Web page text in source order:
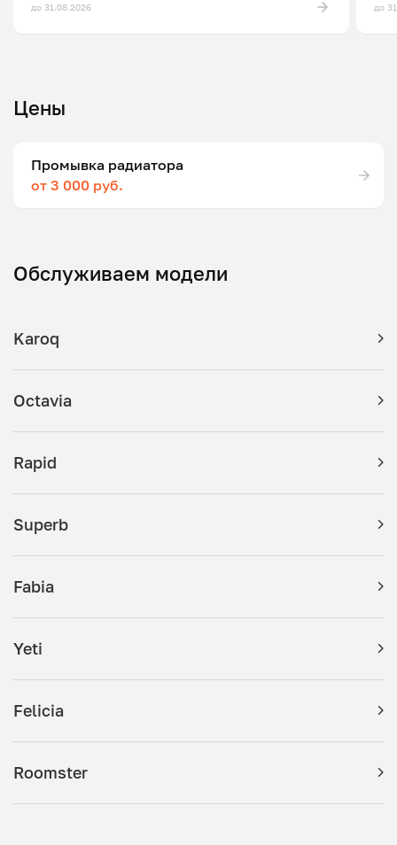
до 31.08.2026 до
Цены
Промывка радиатора
от 3 000 руб.
Обслуживаем модели
Karoq
Octavia
Rapid
Superb
Fabia
Yeti
Felicia
Roomster